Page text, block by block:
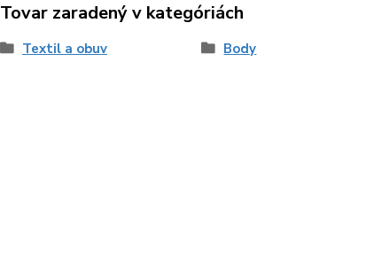
Tovar zaradený v kategóriách
Textil a obuv Body